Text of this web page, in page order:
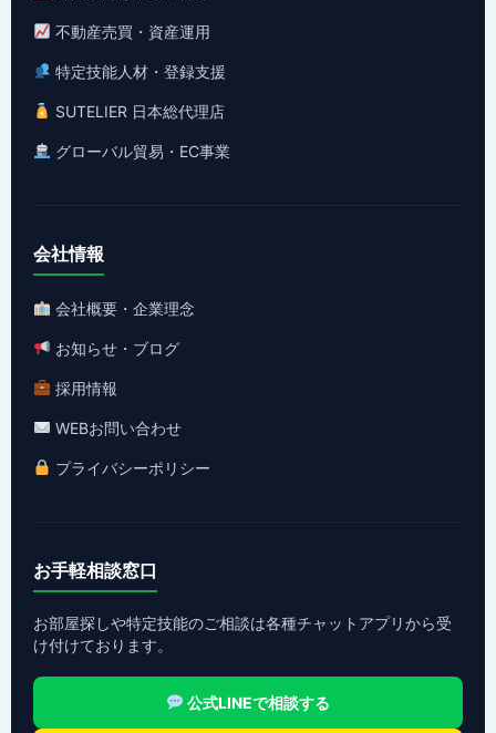
不動産売買・資産運用
特定技能人材・登録支援
SUTELIER 日本総代理店
グローバル貿易・EC事業
会社情報
会社概要・企業理念
お知らせ・ブログ
採用情報
WEBお問い合わせ
プライバシーポリシー
お手軽相談窓口
お部屋探しや特定技能のご相談は各種チャットアプリから受
け付けております。
公式LINEで相談する